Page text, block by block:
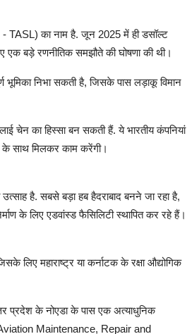
TASL) का नाम है. जून 2025 में ही डसॉल्ट
बड़े रणनीतिक समझौते की घोषणा की थी।
भूमिका निभा सकती है, जिसके पास लड़ाकू विमान
चेन का हिस्सा बन सकती हैं. ये भारतीय कंपनियां
के साथ मिलकर काम करेंगी।
है. सबसे बड़ा हब हैदराबाद बनने जा रहा है,
के लिए एडवांस्ड फैसिलिटी स्थापित कर रहे हैं।
महाराष्ट्र या कर्नाटक के रक्षा औद्योगिक
प्रदेश के नोएडा के पास एक अत्याधुनिक
Maintenance, Repair and